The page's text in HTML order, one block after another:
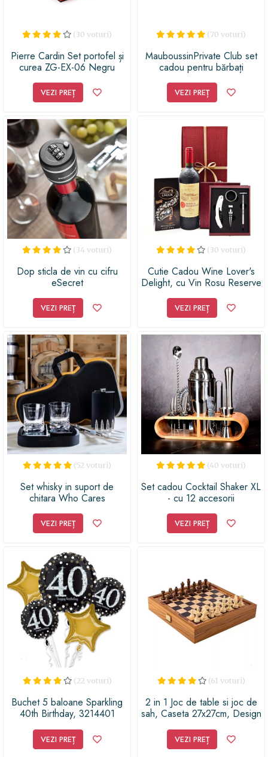
(30 voturi)
Pierre Cardin Set portofel și
curea ZG-EX-06 Negru
VEZI PREȚ
(70 voturi)
MauboussinPrivate Club set
cadou pentru bărbați
VEZI PREȚ
(34 voturi)
Dop sticla de vin cu cifru
eSecret
VEZI PREȚ
(30 voturi)
Cutie Cadou Wine Lover's
Delight, cu Vin Rosu Reserve
elegant 4 Accesorii pentru
Vin si Ciocolata Lindt
VEZI PREȚ
(52 voturi)
Set whisky in suport de
chitara Who Cares
VEZI PREȚ
(40 voturi)
Set cadou Cocktail Shaker XL
- cu 12 accesorii
VEZI PREȚ
(22 voturi)
Buchet 5 baloane Sparkling
40th Birthday, 3214401
VEZI PREȚ
(61 voturi)
2 in 1 Joc de table si joc de
sah, Caseta 27x27cm, Design
VEZI PREȚ